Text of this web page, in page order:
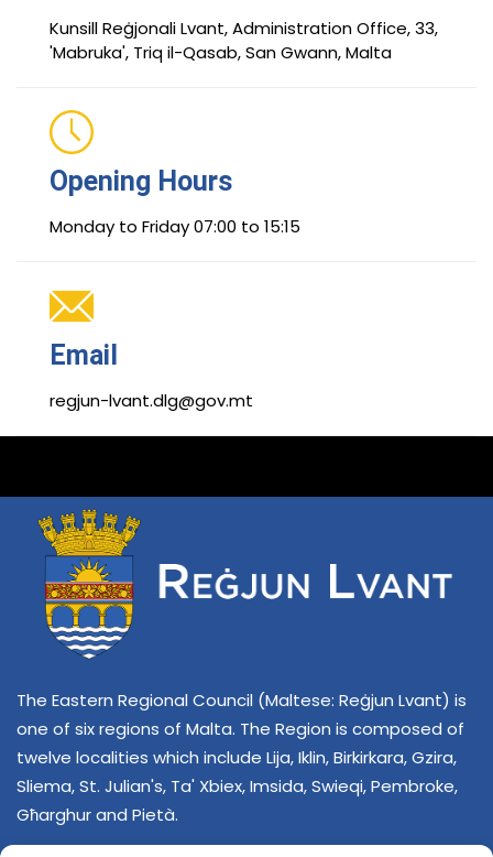
Kunsill Reġjonali Lvant, Administration Office, 33,
'Mabruka', Triq il-Qasab, San Gwann, Malta
Opening Hours
Monday to Friday 07:00 to 15:15
Email
regjun-lvant.dlg@gov.mt
The Eastern Regional Council (Maltese: Reġjun Lvant) is
one of six regions of Malta. The Region is composed of
twelve localities which include Lija, Iklin, Birkirkara, Gzira,
Sliema, St. Julian's, Ta' Xbiex, Imsida, Swieqi, Pembroke,
Għarghur and Pietà.